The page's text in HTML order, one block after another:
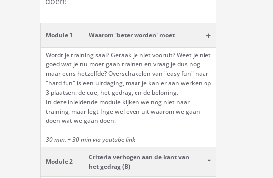
Module 1 Waarom 'beter worden' moet +
Wordt je training saai? Geraak je niet vooruit? Weet je niet
goed wat je nu moet gaan trainen en vraag je dus nog
maar eens hetzelfde? Overschakelen van "easy fun" naar
"hard fun" is een uitdaging, maar je kan er aan werken op
3 plaatsen: de cue, het gedrag, en de beloning.
In deze inleidende module kijken we nog niet naar
training, maar legt Inge wel even uit waarom we gaan
doen wat we gaan doen.
30 min. + 30 min via youtube link
Module 2
Criteria verhogen aan de kant van
het gedrag (B)
-